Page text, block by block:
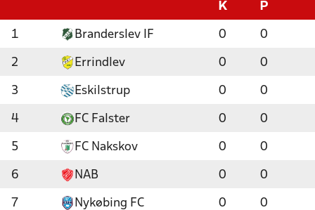
K P
1 Branderslev IF 0 0
2 Errindlev 0 0
3 Eskilstrup 0 0
4 FC Falster 0 0
5 FC Nakskov 0 0
6 NAB 0 0
7 Nykøbing FC 0 0